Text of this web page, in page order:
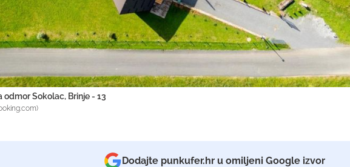
odmor Sokolac, Brinje - 13
Dodajte punkufer.hr u omiljeni Google izvor